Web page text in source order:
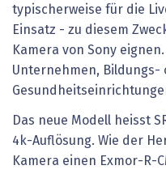
typischerweise für die
Einsatz - zu diesem
Kamera von Sony
Unternehmen, Bildungs-
Das neue Modell heisst
4k-Auflösung. Wie der
Kamera einen Exmor-R-